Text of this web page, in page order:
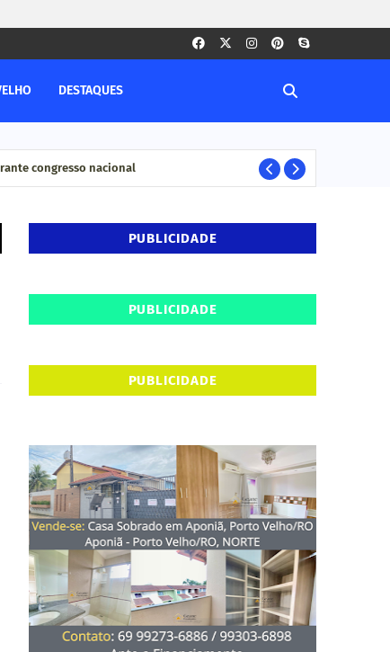
DESTAQUES
congresso nacional
PUBLICIDADE
PUBLICIDADE
PUBLICIDADE